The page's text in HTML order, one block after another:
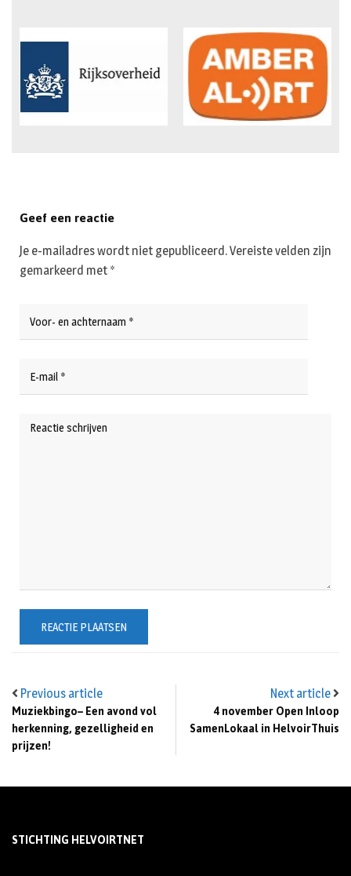
Previous article
Muziekbingo– Een avond vol
herkenning, gezelligheid en
prijzen!
Next article
4 november Open Inloop
SamenLokaal in HelvoirThuis
Geef een reactie
Je e-mailadres wordt niet gepubliceerd.Vereiste velden zijn
gemarkeerd met *
STICHTING HELVOIRTNET